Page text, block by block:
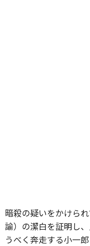
暗殺の疑いをかけら
諭）の潔白を証明し
うべく奔走する小一